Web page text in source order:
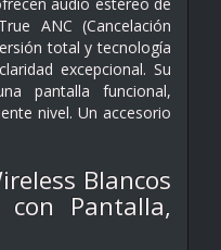
ANC (Cancelación
total y tecnología
excepcional. Su
pantalla funcional,
nivel. Un accesorio
Blancos
Pantalla,